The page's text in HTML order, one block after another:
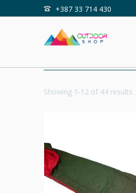
+387 33 714 430
Home
Showing 1-12 of 44 results